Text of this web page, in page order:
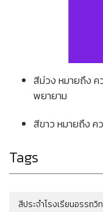
สีม่วง หมายถึง ค
พยายาม
สีขาว หมายถึง ค
Tags
สีประจำโรงเรียนอรรถวิ